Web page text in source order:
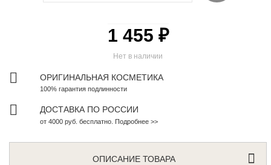
Нет в наличии
1 455 ₽
ОРИГИНАЛЬНАЯ КОСМЕТИКА
100% гарантия подлинности
ДОСТАВКА ПО РОССИИ
от 4000 руб. бесплатно. Подробнее >>
ОПИСАНИЕ ТОВАРА